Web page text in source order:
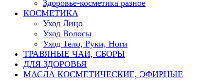
Здоровье-косметика разное
КОСМЕТИКА
Уход Лицо
Уход Волосы
Уход Тело, Руки, Ноги
ТРАВЯНЫЕ ЧАИ, СБОРЫ
ДЛЯ ЗДОРОВЬЯ
МАСЛА КОСМЕТИЧЕСКИЕ, ЭФИРНЫЕ